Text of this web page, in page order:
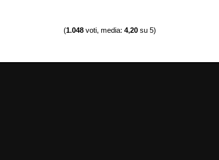
(1.048voti, media: 4,20su 5)